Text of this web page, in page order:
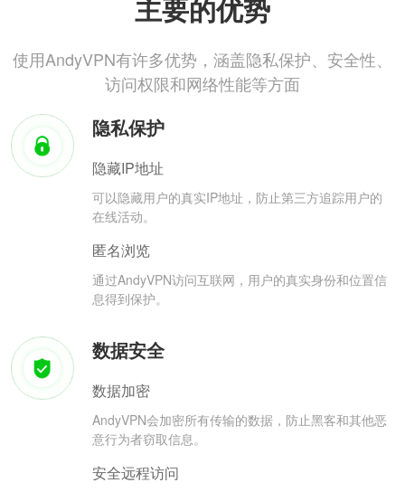
主要的优势
使用AndyVPN有许多优势，涵盖隐私保护、安全性、
访问权限和网络性能等方面
隐私保护
隐藏IP地址
可以隐藏用户的真实IP地址，防止第三方追踪用户的
在线活动。
匿名浏览
通过AndyVPN访问互联网，用户的真实身份和位置信
息得到保护。
数据安全
数据加密
AndyVPN会加密所有传输的数据，防止黑客和其他恶
意行为者窃取信息。
安全远程访问